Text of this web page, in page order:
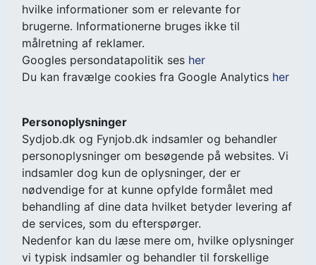
hvilke informationer som er relevante for
brugerne. Informationerne bruges ikke til
målretning af reklamer.
Googles persondatapolitik ses her
Du kan fravælge cookies fra Google Analytics her
Personoplysninger
Sydjob.dk og Fynjob.dk indsamler og behandler
personoplysninger om besøgende på websites. Vi
indsamler dog kun de oplysninger, der er
nødvendige for at kunne opfylde formålet med
behandling af dine data hvilket betyder levering af
de services, som du efterspørger.
Nedenfor kan du læse mere om, hvilke oplysninger
vi typisk indsamler og behandler til forskellige